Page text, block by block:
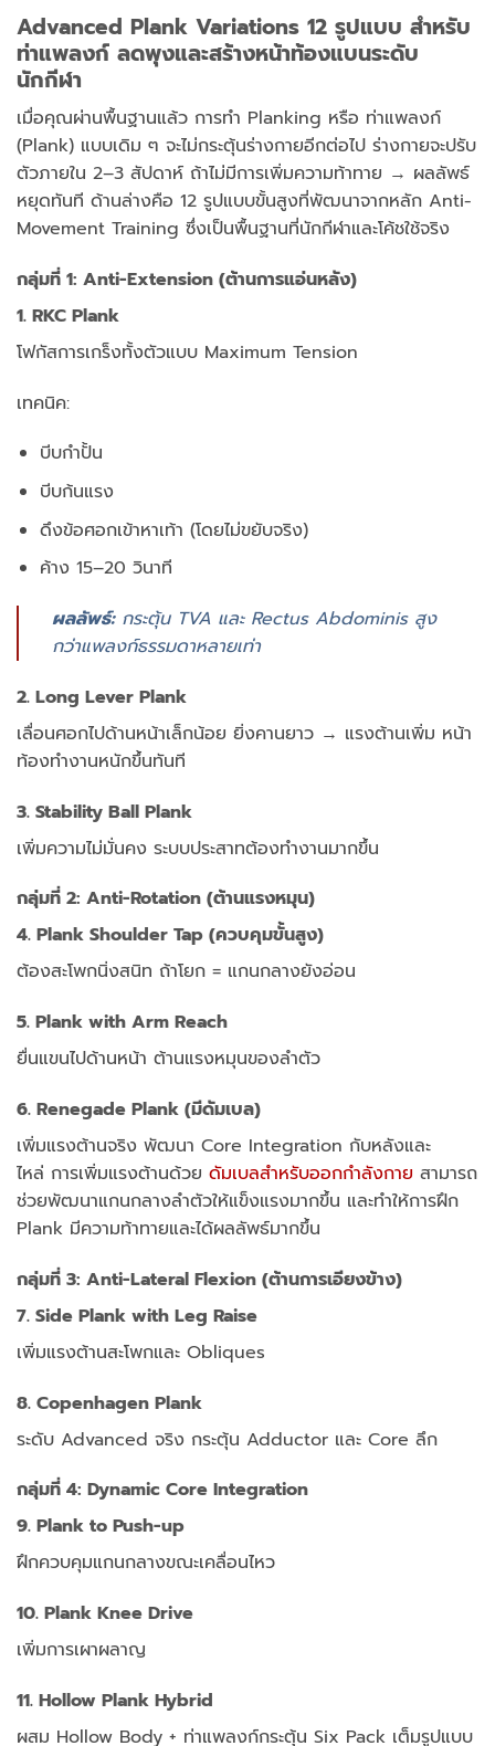
Advanced Plank Variations 12 รูปแบบ สำหรับ
ท่าแพลงก์ ลดพุงและสร้างหน้าท้องแบนระดับ
นักกีฬา
เมื่อคุณผ่านพื้นฐานแล้ว การทำ Planking หรือ ท่าแพลงก์
(Plank) แบบเดิม ๆ จะไม่กระตุ้นร่างกายอีกต่อไป ร่างกายจะปรับ
ตัวภายใน 2–3 สัปดาห์ ถ้าไม่มีการเพิ่มความท้าทาย → ผลลัพธ์
หยุดทันที ด้านล่างคือ 12 รูปแบบขั้นสูงที่พัฒนาจากหลัก Anti-
Movement Training ซึ่งเป็นพื้นฐานที่นักกีฬาและโค้ชใช้จริง
กลุ่มที่ 1: Anti-Extension (ต้านการแอ่นหลัง)
1. RKC Plank
โฟกัสการเกร็งทั้งตัวแบบ Maximum Tension
เทคนิค:
บีบกำปั้น
บีบก้นแรง
ดึงข้อศอกเข้าหาเท้า (โดยไม่ขยับจริง)
ค้าง 15–20 วินาที
ผลลัพธ์: กระตุ้น TVA และ Rectus Abdominis สูง
กว่าแพลงก์ธรรมดาหลายเท่า
2. Long Lever Plank
เลื่อนศอกไปด้านหน้าเล็กน้อย ยิ่งคานยาว → แรงต้านเพิ่ม หน้า
ท้องทำงานหนักขึ้นทันที
3. Stability Ball Plank
เพิ่มความไม่มั่นคง ระบบประสาทต้องทำงานมากขึ้น
กลุ่มที่ 2: Anti-Rotation (ต้านแรงหมุน)
4. Plank Shoulder Tap (ควบคุมขั้นสูง)
ต้องสะโพกนิ่งสนิท ถ้าโยก = แกนกลางยังอ่อน
5. Plank with Arm Reach
ยื่นแขนไปด้านหน้า ต้านแรงหมุนของลำตัว
6. Renegade Plank (มีดัมเบล)
เพิ่มแรงต้านจริง พัฒนา Core Integration กับหลังและ
ไหล่ การเพิ่มแรงต้านด้วย ดัมเบลสำหรับออกกำลังกาย สามารถ
ช่วยพัฒนาแกนกลางลำตัวให้แข็งแรงมากขึ้น และทำให้การฝึก
Plank มีความท้าทายและได้ผลลัพธ์มากขึ้น
กลุ่มที่ 3: Anti-Lateral Flexion (ต้านการเอียงข้าง)
7. Side Plank with Leg Raise
เพิ่มแรงต้านสะโพกและ Obliques
8. Copenhagen Plank
ระดับ Advanced จริง กระตุ้น Adductor และ Core ลึก
กลุ่มที่ 4: Dynamic Core Integration
9. Plank to Push-up
ฝึกควบคุมแกนกลางขณะเคลื่อนไหว
10. Plank Knee Drive
เพิ่มการเผาผลาญ
11. Hollow Plank Hybrid
ผสม Hollow Body + ท่าแพลงก์กระตุ้น Six Pack เต็มรูปแบบ